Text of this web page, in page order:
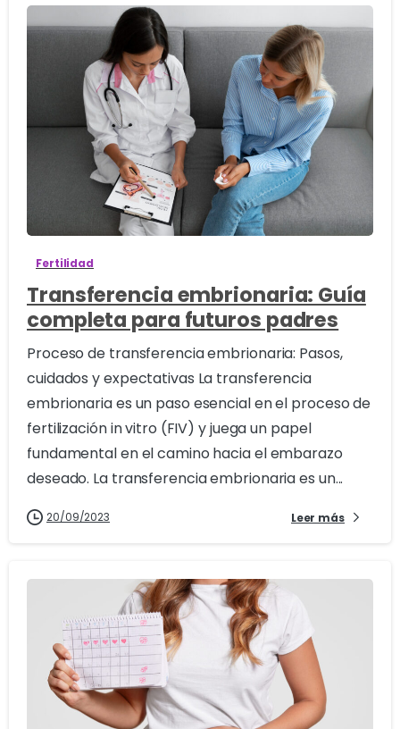
Fertilidad
Transferencia embrionaria: Guía
completa para futuros padres
Proceso de transferencia embrionaria: Pasos,
cuidados y expectativas La transferencia
embrionaria es un paso esencial en el proceso de
fertilización in vitro (FIV) y juega un papel
fundamental en el camino hacia el embarazo
deseado. La transferencia embrionaria es un...
20/09/2023 Leer más